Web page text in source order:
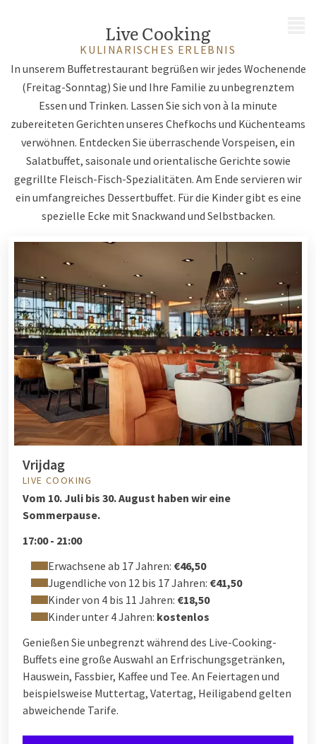
Live Cooking
KULINARISCHES ERLEBNIS
In unserem Buffetrestaurant begrüßen wir jedes Wochenende
(Freitag-Sonntag) Sie und Ihre Familie zu unbegrenztem
Essen und Trinken. Lassen Sie sich von à la minute
zubereiteten Gerichten unseres Chefkochs und Küchenteams
verwöhnen. Entdecken Sie überraschende Vorspeisen, ein
Salatbuffet, saisonale und orientalische Gerichte sowie
gegrillte Fleisch-Fisch-Spezialitäten. Am Ende servieren wir
ein umfangreiches Dessertbuffet. Für die Kinder gibt es eine
spezielle Ecke mit Snackwand und Selbstbacken.
Vrijdag
LIVE COOKING
Vom 10. Juli bis 30. August haben wir eine
Sommerpause.
17:00 - 21:00
Erwachsene ab 17 Jahren: €46,50
Jugendliche von 12 bis 17 Jahren: €41,50
Kinder von 4 bis 11 Jahren: €18,50
Kinder unter 4 Jahren: kostenlos
Genießen Sie unbegrenzt während des Live-Cooking-
Buffets eine große Auswahl an Erfrischungsgetränken,
Hauswein, Fassbier, Kaffee und Tee. An Feiertagen und
beispielsweise Muttertag, Vatertag, Heiligabend gelten
abweichende Tarife.